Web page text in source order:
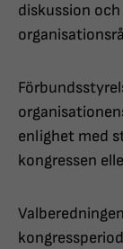
diskussion
enlighet med
kongressen